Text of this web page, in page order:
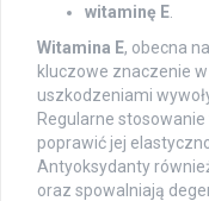
witaminę E
Witamina E, obecna
kluczowe znaczenie
uszkodzeniami
Regularne
poprawić jej
Antyoksydanty
oraz spowalniają